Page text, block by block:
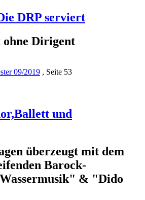
in
Kultur
des
DRP serviert
Dirigent
09/2019 , Seite 53
und
überzeugt mit dem
Barock-
& "Dido